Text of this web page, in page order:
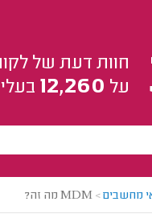
חוות דעת של
על 12,260
מחשבים> MDM מה זה?